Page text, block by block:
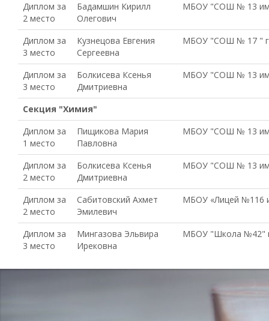
Диплом за
2 место
Бадамшин Кирилл
Олегович
МБОУ "СОШ № 13 им.
Диплом за
3 место
Кузнецова Евгения
Сергеевна
МБОУ "СОШ № 17 " г.
Диплом за
3 место
Болкисева Ксенья
Дмитриевна
МБОУ "СОШ № 13 им.
Секция "Химия"
Диплом за
1 место
Пищикова Мария
Павловна
МБОУ "СОШ № 13 им.
Диплом за
2 место
Болкисева Ксенья
Дмитриевна
МБОУ "СОШ № 13 им.
Диплом за
2 место
Сабитовский Ахмет
Эмилевич
МБОУ «Лицей №116
Диплом за
3 место
Мингазова Эльвира
Ирековна
МБОУ "Школа №42"